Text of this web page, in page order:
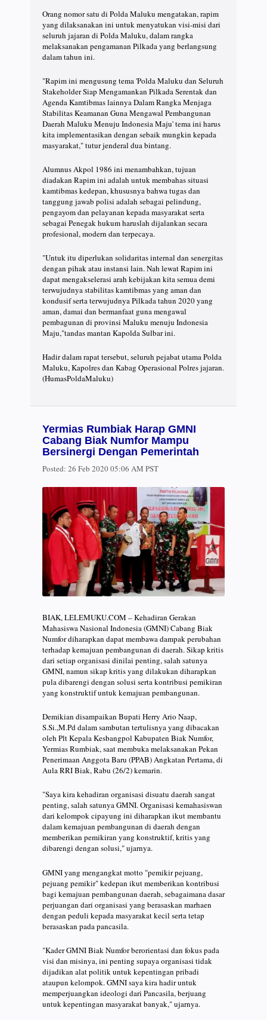
Orang nomor satu di Polda Maluku mengatakan, rapim
yang dilaksanakan ini untuk menyatukan visi-misi dari
seluruh jajaran di Polda Maluku, dalam rangka
melaksanakan pengamanan Pilkada yang berlangsung
dalam tahun ini.
"Rapim ini mengusung tema 'Polda Maluku dan Seluruh
Stakeholder Siap Mengamankan Pilkada Serentak dan
Agenda Kamtibmas lainnya Dalam Rangka Menjaga
Stabilitas Keamanan Guna Mengawal Pembangunan
Daerah Maluku Menuju Indonesia Maju' tema ini harus
kita implementasikan dengan sebaik mungkin kepada
masyarakat," tutur jenderal dua bintang.
Alumnus Akpol 1986 ini menambahkan, tujuan
diadakan Rapim ini adalah untuk membahas situasi
kamtibmas kedepan, khususnya bahwa tugas dan
tanggung jawab polisi adalah sebagai pelindung,
pengayom dan pelayanan kepada masyarakat serta
sebagai Penegak hukum haruslah dijalankan secara
profesional, modern dan terpecaya.
"Untuk itu diperlukan solidaritas internal dan senergitas
dengan pihak atau instansi lain. Nah lewat Rapim ini
dapat mengakselerasi arah kebijakan kita semua demi
terwujudnya stabilitas kamtibmas yang aman dan
kondusif serta terwujudnya Pilkada tahun 2020 yang
aman, damai dan bermanfaat guna mengawal
pembagunan di provinsi Maluku menuju Indonesia
Maju,"tandas mantan Kapolda Sulbar ini.
Hadir dalam rapat tersebut, seluruh pejabat utama Polda
Maluku, Kapolres dan Kabag Operasional Polres jajaran.
(HumasPoldaMaluku)
Yermias Rumbiak Harap GMNI
Cabang Biak Numfor Mampu
Bersinergi Dengan Pemerintah
Posted: 26 Feb 2020 05:06 AM PST
BIAK, LELEMUKU.COM – Kehadiran Gerakan
Mahasiswa Nasional Indonesia (GMNI) Cabang Biak
Numfor diharapkan dapat membawa dampak perubahan
terhadap kemajuan pembangunan di daerah. Sikap kritis
dari setiap organisasi dinilai penting, salah satunya
GMNI, namun sikap kritis yang dilakukan diharapkan
pula dibarengi dengan solusi serta kontribusi pemikiran
yang konstruktif untuk kemajuan pembangunan.
Demikian disampaikan Bupati Herry Ario Naap,
S.Si.,M.Pd dalam sambutan tertulisnya yang dibacakan
oleh Plt Kepala Kesbangpol Kabupaten Biak Numfor,
Yermias Rumbiak, saat membuka melaksanakan Pekan
Penerimaan Anggota Baru (PPAB) Angkatan Pertama, di
Aula RRI Biak, Rabu (26/2) kemarin.
"Saya kira kehadiran organisasi disuatu daerah sangat
penting, salah satunya GMNI. Organisasi kemahasiswan
dari kelompok cipayung ini diharapkan ikut membantu
dalam kemajuan pembangunan di daerah dengan
memberikan pemikiran yang konstruktif, kritis yang
dibarengi dengan solusi," ujarnya.
GMNI yang mengangkat motto "pemikir pejuang,
pejuang pemikir" kedepan ikut memberikan kontribusi
bagi kemajuan pembangunan daerah, sebagaimana dasar
perjuangan dari organisasi yang berasaskan marhaen
dengan peduli kepada masyarakat kecil serta tetap
berasaskan pada pancasila.
"Kader GMNI Biak Numfor berorientasi dan fokus pada
visi dan misinya, ini penting supaya organisasi tidak
dijadikan alat politik untuk kepentingan pribadi
ataupun kelompok. GMNI saya kira hadir untuk
memperjuangkan ideologi dari Pancasila, berjuang
untuk kepentingan masyarakat banyak," ujarnya.